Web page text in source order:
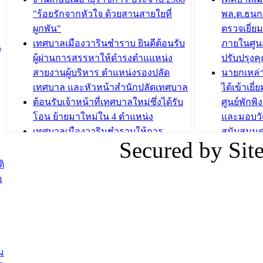
วารินชำราบ จัดโครงการอบรมอาชีพ
ระยะสั้น ประจำปี 2568 (หลักสูตรการ
ถักทอผลิตภัณฑ์จากถุงพลาสติก)
บทความ อื่นๆ ...
เด็กเล็ก
เทศบาลเ
ปรึกษาห
วัยของอ
บทความ อื่นๆ ...
"ร้อยรักจากหัวใจ ด้วยสานสายใยที่
ผูกพัน"
เทศบาลเมืองวารินชำราบ ยินดีต้อนรับ
ผู้ผ่านการสรรหาให้ดำรงตำแแหน่ง
สายงานผู้บริหาร ตำแหน่งรองปลัด
เทศบาล และหัวหน้าสำนักปลัดเทศบาล
ต้อนรับเจ้าหน้าที่เทศบาลใหม่ซึ่งได้รับ
โอน ย้ายมาใหม่ใน 4 ตำแหน่ง
เทศบาลเมืองวารินชำราบให้การ
ต้อนรับพนักงานเทศบาลผู้ผ่านการ
สรรหาให้ดำรงตำแหน่งสายงานผู้
พล.ต.ธน
ตรวจเยี่ย
ภายในศู
ปรับปรุง
นายกเห
ได้เข้าเยี่
ศูนย์พักพิ
และมอบ
สนับสนุน
ภัยน้ำท่วม
ภาพบรร
Secured by